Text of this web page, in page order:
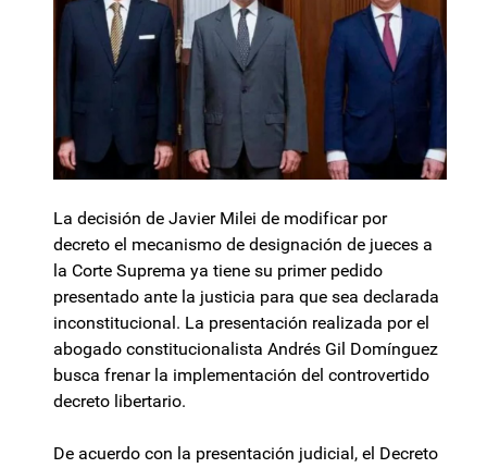
La decisión de Javier Milei de modificar por
decreto el mecanismo de designación de jueces a
la Corte Suprema ya tiene su primer pedido
presentado ante la justicia para que sea declarada
inconstitucional. La presentación realizada por el
abogado constitucionalista Andrés Gil Domínguez
busca frenar la implementación del controvertido
decreto libertario.
De acuerdo con la presentación judicial, el Decreto